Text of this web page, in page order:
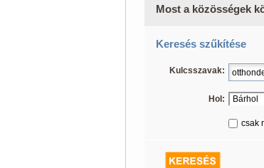
Most a közösségek
Keresés szűkítése
Kulcsszavak:
Hol:
csak